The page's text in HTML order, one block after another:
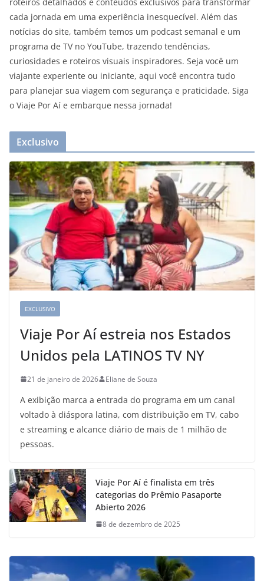
cada jornada em uma experiência inesquecível. Além das
notícias do site, também temos um podcast semanal e um
programa de TV no YouTube, trazendo tendências,
curiosidades e roteiros visuais inspiradores. Seja você um
viajante experiente ou iniciante, aqui você encontra tudo
para planejar sua viagem com segurança e praticidade. Siga
o Viaje Por Aí e embarque nessa jornada!
Exclusivo
EXCLUSIVO
Viaje Por Aí estreia nos Estados
Unidos pela LATINOS TV NY
21 de janeiro de 2026 Eliane de Souza
A exibição marca a entrada do programa em um canal
voltado à diáspora latina, com distribuição em TV, cabo
e streaming e alcance diário de mais de 1 milhão de
pessoas.
Viaje Por Aí é finalista em três
categorias do Prêmio Pasaporte
Abierto 2026
8 de dezembro de 2025